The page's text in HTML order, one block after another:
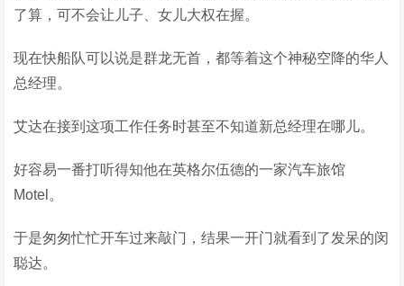
了算，可不会让儿子、女儿大权在握。
现在快船队可以说是群龙无首，都等着这个神秘空降的华人
总经理。
艾达在接到这项工作任务时甚至不知道新总经理在哪儿。
好容易一番打听得知他在英格尔伍德的一家汽车旅馆
Motel。
于是匆匆忙忙开车过来敲门，结果一开门就看到了发呆的闵
聪达。